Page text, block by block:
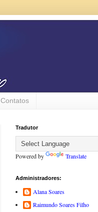
Contatos
Tradutor
Powered by Translate
Administradores:
Alana Soares
Raimundo Soares Filho